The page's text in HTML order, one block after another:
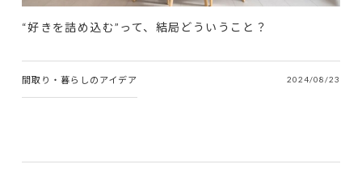
“好きを詰め込む”って、結局どういうこと？
間取り・暮らしのアイデア 2024/08/23